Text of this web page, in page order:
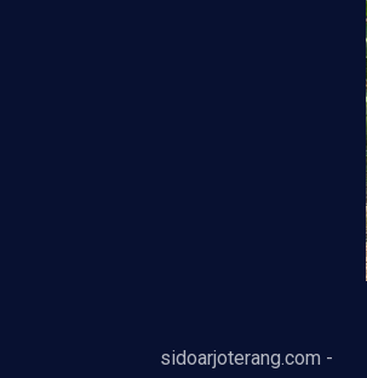
sidoarjoterang.com -